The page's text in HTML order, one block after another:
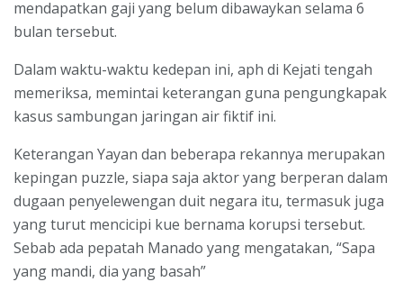
mendapatkan gaji yang belum dibawaykan selama 6
bulan tersebut.
Dalam waktu-waktu kedepan ini, aph di Kejati tengah
memeriksa, memintai keterangan guna pengungkapak
kasus sambungan jaringan air fiktif ini.
Keterangan Yayan dan beberapa rekannya merupakan
kepingan puzzle, siapa saja aktor yang berperan dalam
dugaan penyelewengan duit negara itu, termasuk juga
yang turut mencicipi kue bernama korupsi tersebut.
Sebab ada pepatah Manado yang mengatakan, “Sapa
yang mandi, dia yang basah”